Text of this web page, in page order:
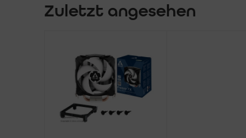
Zuletzt angesehen